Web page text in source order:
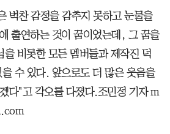
벅찬 감정을 감추지 못하고 눈물을
출연하는 것이 꿈이었는데, 그 꿈을
을 비롯한 모든 멤버들과 제작진 덕
수 있다. 앞으로도 더 많은 웃음을
다"고 각오를 다졌다.조민정 기자 m